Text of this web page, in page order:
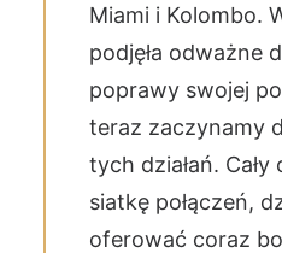
Miami i Kolombo.
podjęła odważne
poprawy swojej
teraz zaczynamy
tych działań.
siatkę połączeń,
oferować coraz